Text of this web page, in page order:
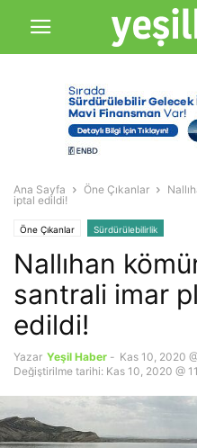
Ana Sayfa Öne Çıkanlar
iptal edildi!
Öne Çıkanlar Sürdürülebilirlik
Nallıhan
santrali imar
edildi!
Yazar Yeşil Haber - Kas 10, 2020
Değiştirilme tarihi: Kas 10, 2020 @